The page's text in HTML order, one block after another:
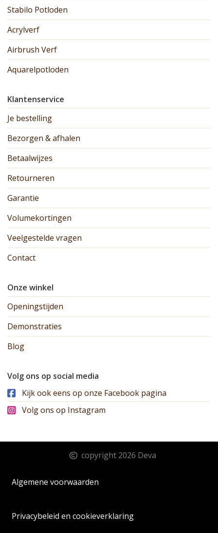
Stabilo Potloden
Acrylverf
Airbrush Verf
Aquarelpotloden
Klantenservice
Je bestelling
Bezorgen & afhalen
Betaalwijzes
Retourneren
Garantie
Volumekortingen
Veelgestelde vragen
Contact
Onze winkel
Openingstijden
Demonstraties
Blog
Volg ons op social media
Kijk ook eens op onze Facebook pagina
Volg ons op Instagram
copyright 2026 Deva
Algemene voorwaarden
Privacybeleid en cookieverklaring